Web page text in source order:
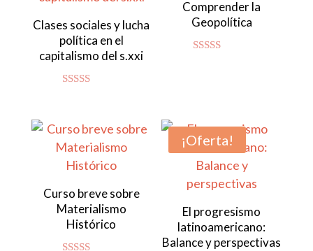
Clases sociales y lucha
política en el
capitalismo del s.xxi
Comprender la
Geopolítica
Curso breve sobre
Materialismo
Histórico
¡Oferta!
El progresismo
latinoamericano:
Balance y perspectivas